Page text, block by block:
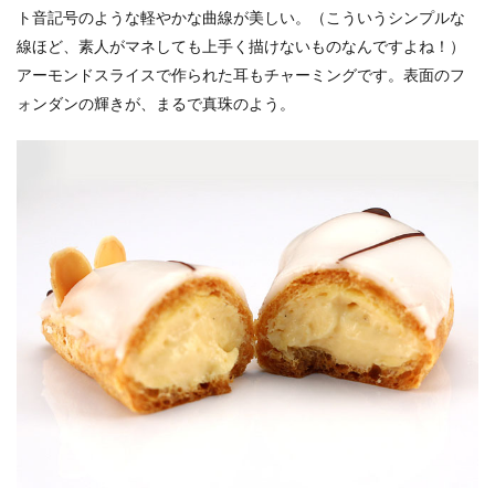
ト音記号のような軽やかな曲線が美しい。（こういうシンプルな
線ほど、素人がマネしても上手く描けないものなんですよね！）
アーモンドスライスで作られた耳もチャーミングです。表面のフ
ォンダンの輝きが、まるで真珠のよう。